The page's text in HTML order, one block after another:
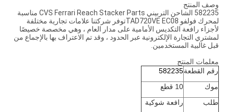
وصف المنتج
582235 الشاحن التربيني CVS Ferrari Reach Stacker Parts مناسبة
لمحرك فولفو TAD720VE EC08
توفر شركتنا علامات تجارية مختلفة
لأجزاء رافعة التكديس الأمامية على مدار العام ، وهي مخصصة خصيصًا
لمشتري التجارة الإلكترونية عبر الحدود ، وقد تم الاعتراف بها بالإجماع من
قبل غالبية المستخدمين.
معلمات المنتج
رقم القطعة582235
موك
10 قطع
طلب
رافعة شوكية